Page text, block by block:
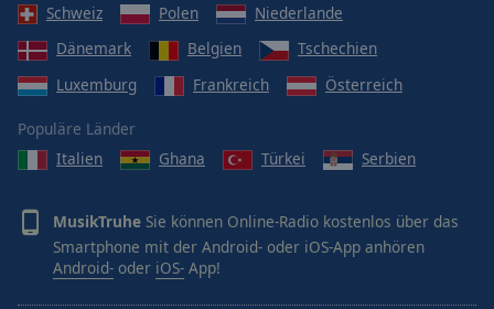
Schweiz
Polen
Niederlande
Dänemark
Belgien
Tschechien
Luxemburg
Frankreich Österreich
Populäre Länder
Italien
Ghana Türkei Serbien
MusikTruhe Sie können Online-Radio kostenlos über das
Smartphone mit der Android- oder iOS-App anhören
Android- oder iOS- App!